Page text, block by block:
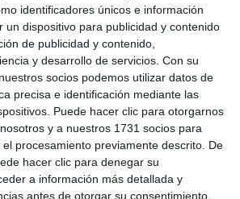
identificadores únicos e información
un dispositivo para publicidad y contenido
de publicidad y contenido,
y desarrollo de servicios. Con su
socios podemos utilizar datos de
precisa e identificación mediante las
Puede hacer clic para otorgarnos
y a nuestros 1731 socios para
procesamiento previamente descrito. De
hacer clic para denegar su
a información más detallada y
antes de otorgar su consentimiento.
demuestra su “fortaleza
con una ocupación
del 72% en noviembre
municipio roza el cartel de
durante el mes de